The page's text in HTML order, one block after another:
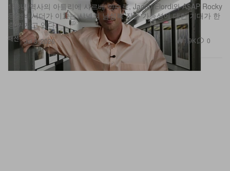
패션
188년 역사의 아틀리에 샤르베 인수로, Jacob Elordi와 A$AP Rocky
등 앰배서더가 이끄는 샤넬의 남성복 진출 가능성에 대한 기대가 한
층 커지고 있다.
Jul 3, 2026 1.9K 0